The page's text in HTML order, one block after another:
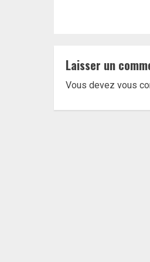
Laisser un
Vous devez vous